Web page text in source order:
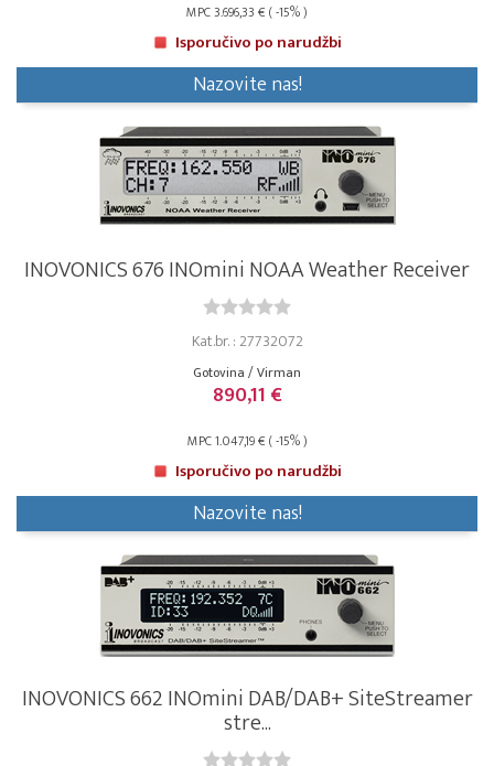
MPC 3.696,33 € ( -15% )
Isporučivo po narudžbi
Nazovite nas!
INOVONICS 676 INOmini NOAA Weather Receiver
Kat.br. : 27732072
Gotovina / Virman
890,11 €
MPC 1.047,19 € ( -15% )
Isporučivo po narudžbi
Nazovite nas!
INOVONICS 662 INOmini DAB/DAB+ SiteStreamer
stre...